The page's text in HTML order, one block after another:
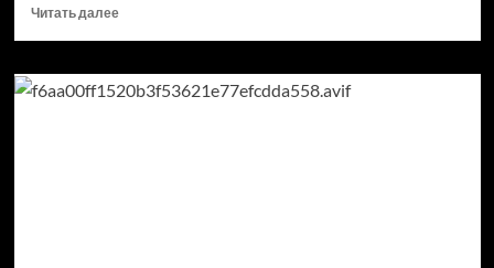
Читать далееПрочитать
Кандидат
в президенты